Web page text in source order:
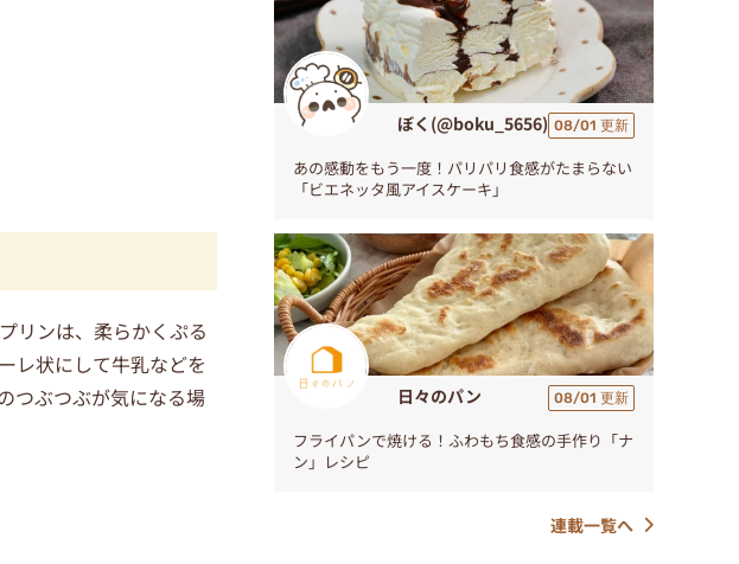
リンは、柔らかくぷる
レ状にして牛乳などを
つぶつぶが気になる場
ぼく(@boku_5656) 08/01 更新
あの感動をもう一度！パリパリ食感がたまらない
「ビエネッタ風アイスケーキ」
日々のパン 08/01 更新
フライパンで焼ける！ふわもち食感の手作り「ナ
ン」レシピ
連載一覧へ